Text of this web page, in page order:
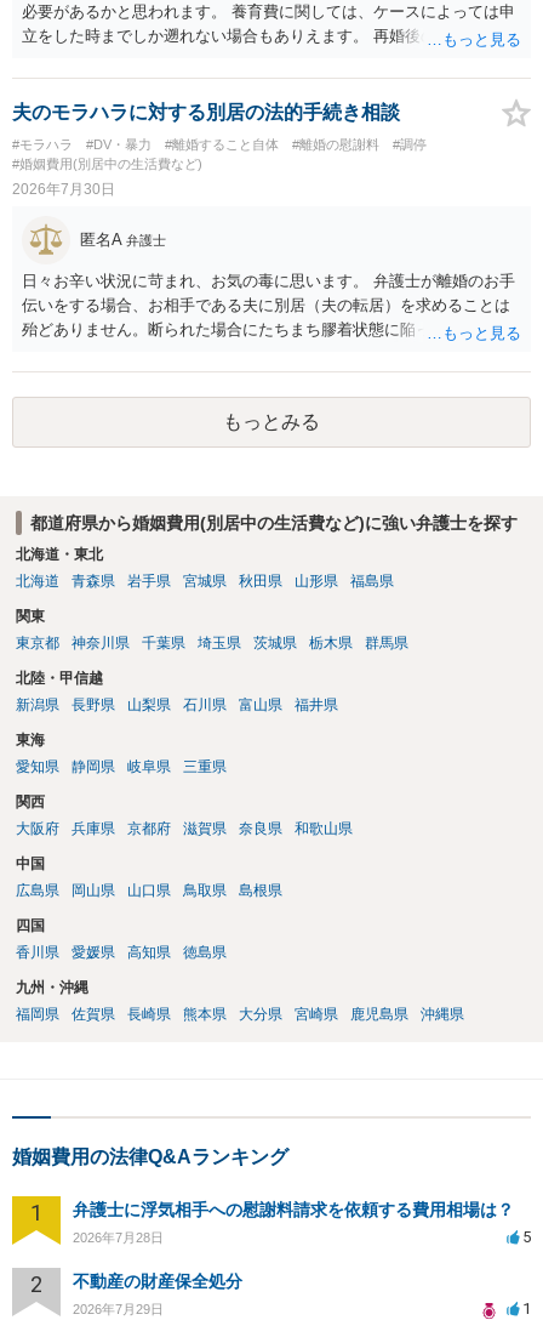
必要があるかと思われます。 養育費に関しては、ケースによっては申
立をした時までしか遡れない場合もありえます。 再婚後の相手方の行
養育費に関するやりとり等があればそちらについても確認する必要が
あるでしょう。 公開相談の場での回答よりも個別に弁護士にご相談さ
夫のモラハラに対する別居の法的手続き相談
#モラハラ #DV・暴力 #離婚すること自体 #離婚の慰謝料
#調停
#婚姻費用(別居中の生活費など)
2026年7月30日
匿名A 弁護士
日々お辛い状況に苛まれ、お気の毒に思います。 弁護士が離婚のお手
伝いをする場合、お相手である夫に別居（夫の転居）を求めることは
殆どありません。断られた場合にたちまち膠着状態に陥ってしまうの
高いためです。 実務的には、ご相談者さまが転居する形で離婚協議等
を進める選択を採らざるを得ないことが圧倒的多数です。
もっとみる
都道府県から婚姻費用(別居中の生活費など)に強い弁護士を探す
北海道・東北
北海道
青森県 岩手県 宮城県 秋田県 山形県 福島県
関東
東京都
神奈川県 千葉県 埼玉県 茨城県 栃木県 群馬県
北陸・甲信越
新潟県
長野県 山梨県 石川県 富山県 福井県
東海
愛知県
静岡県 岐阜県 三重県
関西
大阪府
兵庫県 京都府 滋賀県 奈良県 和歌山県
中国
広島県
岡山県 山口県 鳥取県 島根県
四国
香川県
愛媛県 高知県 徳島県
九州・沖縄
福岡県
佐賀県 長崎県 熊本県 大分県 宮崎県 鹿児島県 沖縄県
婚姻費用の法律Q&Aランキング
1 弁護士に浮気相手への慰謝料請求を依頼する費用相場は？
2026年7月28日 5
2 不動産の財産保全処分
2026年7月29日 1